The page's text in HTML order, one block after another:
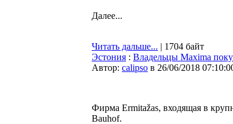
Далее...
Читать дальше... | 1704 байт
Эстония : Владельцы Maxima
Автор: calipso в 26/06/2018
Фирма Ermitažas, входящая в
Bauhof.